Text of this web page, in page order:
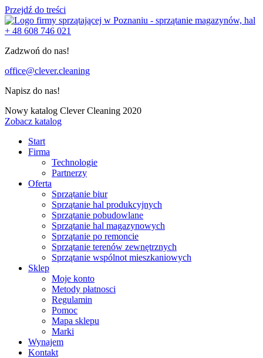
Przejdź do treści
+ 48 608 746 021
Zadzwoń do nas!
office@clever.cleaning
Napisz do nas!
Nowy katalog Clever Cleaning 2020
Zobacz katalog
Start
Firma
Technologie
Partnerzy
Oferta
Sprzątanie biur
Sprzątanie hal produkcyjnych
Sprzątanie pobudowlane
Sprzątanie hal magazynowych
Sprzątanie po remoncie
Sprzątanie terenów zewnętrznych
Sprzątanie wspólnot mieszkaniowych
Sklep
Moje konto
Metody płatnosci
Regulamin
Pomoc
Mapa sklepu
Marki
Wynajem
Kontakt